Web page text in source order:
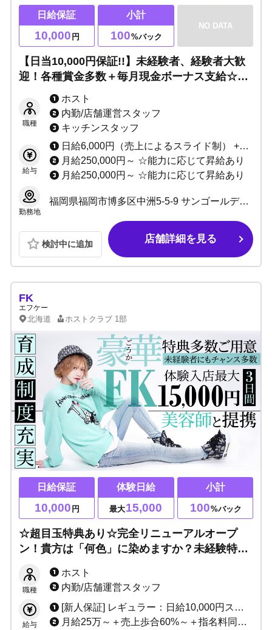
日給保証
10,000 円
小計
100%バック
NO DATA
【日当10,000円保証!!】未経験者、経験者大歓
迎！各種賞金多数＋毎月現金ボーナス支給☆ノ
ンアル営業OK・ノルマなし・日払いOK。寮は
徒歩圏内で即日入居可能です！24時間応募OK♪
職種
ホスト
内勤/店舗運営スタッフ
キッチンスタッフ
給与
日給6,000円（売上によるスライド制） +指名料+総売上バック+各種賞金+毎週現金ボーナスあり ☆未経験者3カ月間日当10,000円保証 ☆経験者3カ月間小計100%バック
月給250,000円～ ☆能力に応じて昇給あり
月給250,000円～ ☆能力に応じて昇給あり
勤務地
福岡県福岡市博多区中洲5-5-9 サンゴールデンビル3F
検討中に追加 店舗詳細を見る
FK
エフケー
北海道 ホストクラブ 1部
日給保証
10,000 円
体験日給
最大15,000
小計
100%バック
☆超目玉特典あり☆完全リニューアルオープ
ン！貴方は「何色」に染めますか？未経験特化
きます！1人暮らし応援制度もあり♪
職種
ホスト
内勤/店舗運営スタッフ
給与
[新人保証] レギュラー：日給10,000円スタート アルバイト：日給8,000円スタート [経験者] 入店から3ヶ月小計100％バック 以降3ヶ月小計70％バック〜最大75％バック＋指名料、同伴料、場内指名料全額バック ※諸条件なし。もちろん新人保証からの通常入店もOK。
月給25万～＋売上歩合60%～＋指名料同伴料場内指名料全額バック＋各種バック＋各種手当＋ボーナス有り